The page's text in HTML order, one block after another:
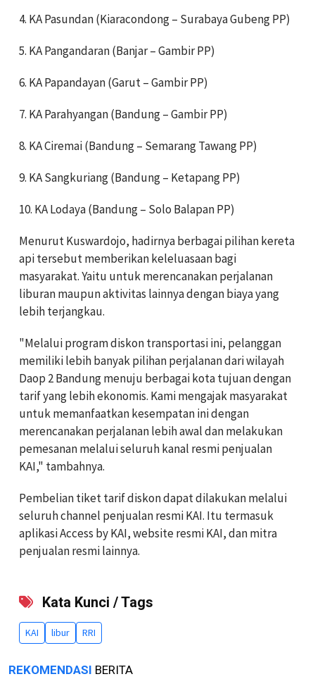
4. KA Pasundan (Kiaracondong – Surabaya Gubeng PP)
5. KA Pangandaran (Banjar – Gambir PP)
6. KA Papandayan (Garut – Gambir PP)
7. KA Parahyangan (Bandung – Gambir PP)
8. KA Ciremai (Bandung – Semarang Tawang PP)
9. KA Sangkuriang (Bandung – Ketapang PP)
10. KA Lodaya (Bandung – Solo Balapan PP)
Menurut Kuswardojo, hadirnya berbagai pilihan kereta
api tersebut memberikan keleluasaan bagi
masyarakat. Yaitu untuk merencanakan perjalanan
liburan maupun aktivitas lainnya dengan biaya yang
lebih terjangkau.
"Melalui program diskon transportasi ini, pelanggan
memiliki lebih banyak pilihan perjalanan dari wilayah
Daop 2 Bandung menuju berbagai kota tujuan dengan
tarif yang lebih ekonomis. Kami mengajak masyarakat
untuk memanfaatkan kesempatan ini dengan
merencanakan perjalanan lebih awal dan melakukan
pemesanan melalui seluruh kanal resmi penjualan
KAI," tambahnya.
Pembelian tiket tarif diskon dapat dilakukan melalui
seluruh channel penjualan resmi KAI. Itu termasuk
aplikasi Access by KAI, website resmi KAI, dan mitra
penjualan resmi lainnya.
Kata Kunci / Tags
KAI libur RRI
REKOMENDASI BERITA